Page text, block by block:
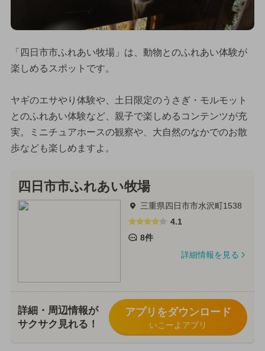
「四日市市ふれあい牧場」は、動物とのふれあい体験が
楽しめるスポットです。
ヤギのエサやり体験や、土日限定のうさぎ・モルモット
とのふれあい体験など、親子で楽しめるコンテンツが充
実。ミニチュアホースの観察や、大自然のなかでのお散
歩なども楽しめますよ。
四日市市ふれあい牧場
三重県四日市市水沢町1538
4.1
8件
詳細情報を見る
詳細・周辺情報が
サクサク見れる！
アプリをダウンロード
いこーよアプリ